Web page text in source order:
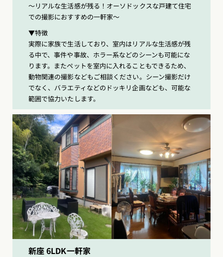
〜リアルな生活感が残る！オーソドックスな戸建て住宅
での撮影におすすめの一軒家〜
▼特徴
実際に家族で生活しており、室内はリアルな生活感が残
る中で、事件や事故、ホラー系などのシーンも可能にな
ります。またペットを室内に入れることもできるため、
動物関連の撮影などもご相談ください。シーン撮影だけ
でなく、バラエティなどのドッキリ企画なども、可能な
範囲で協力いたします。
新座 6LDK一軒家